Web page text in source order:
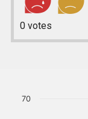
0votes
70